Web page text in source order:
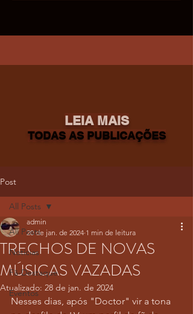
LEIA MAIS
TODAS AS PUBLICAÇÕES
Post
All Posts
Notícias
Fã-Destaque
Eventos
All Posts
TRECHOS DE NOVAS
MÚSICAS VAZADAS
admin
20 de jan. de 2024 1 min de leitura
Atualizado: 28 de jan. de 2024
Nesses dias, após "Doctor" vir a tona